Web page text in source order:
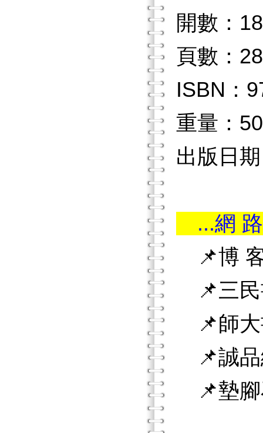
開數：18
頁數：
ISBN：
重量：
出版日
...網
📌博
📌三民
📌師大
📌誠品
📌墊腳